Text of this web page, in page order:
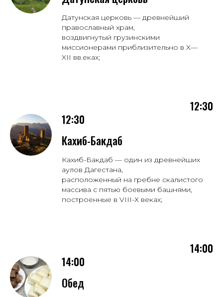
Датунская церковь — древнейший
православный храм,
воздвигнутый грузинскими
миссионерами приблизительно в X—
XII вв.еках;
12:30
12:30
Кахиб-Бакдаб
Кахиб-Бакдаб — один из древнейших
аулов Дагестана,
расположенный на гребне скалистого
массива с пятью боевыми башнями,
построенные в VIII-Х веках;
14:00
14:00
Обед